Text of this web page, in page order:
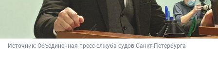
Источник: Объединенная пресс-слжуба судов Санкт-Петербурга